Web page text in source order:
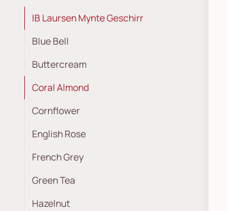
IB Laursen Mynte Geschirr
Blue Bell
Buttercream
Coral Almond
Cornflower
English Rose
French Grey
Green Tea
Hazelnut